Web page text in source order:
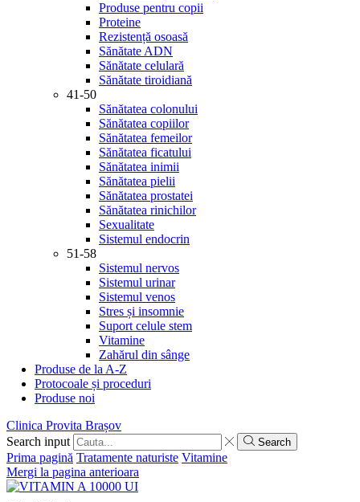
Produse pentru copii
Proteine
Rezistență osoasă
Sănătate ADN
Sănătate celulară
Sănătate tiroidiană
41-50
Sănătatea colonului
Sănătatea copiilor
Sănătatea femeilor
Sănătatea ficatului
Sănătatea inimii
Sănătatea pielii
Sănătatea prostatei
Sănătatea rinichilor
Sexualitate
Sistemul endocrin
51-58
Sistemul nervos
Sistemul urinar
Sistemul venos
Stres și insomnie
Suport celule stem
Vitamine
Zahărul din sânge
Produse de la A-Z
Protocoale și proceduri
Produse noi
Clinica Provita Brașov
Search input
Search
Prima pagină Tratamente naturiste Vitamine
Mergi la pagina anterioara